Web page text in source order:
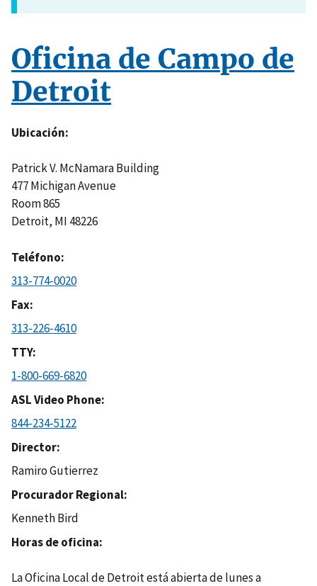
Oficina de Campo de
Detroit
Ubicación
Patrick V. McNamara Building
477 Michigan Avenue
Room 865
Detroit, MI 48226
Teléfono
313-774-0020
Fax
313-226-4610
TTY
1-800-669-6820
ASL Video Phone
844-234-5122
Director
Ramiro Gutierrez
Procurador Regional
Kenneth Bird
Horas de oficina
La Oficina Local de Detroit está abierta de lunes a